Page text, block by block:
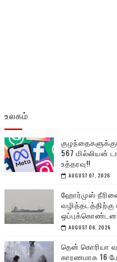
உலகம்
567 மில்லியன்
உத்தரவு!!
AUGUST 07, 2026
ஹோர்முஸ்
ஒப்புக்கொண்டன
AUGUST 06, 2026
தென் கொரியா
காரணமாக 16